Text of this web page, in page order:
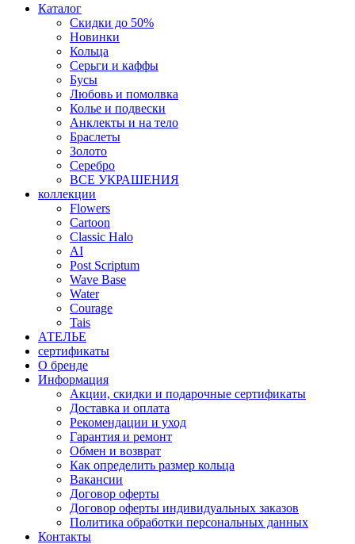
Каталог
Скидки до 50%
Новинки
Кольца
Серьги и каффы
Бусы
Любовь и помолвка
Колье и подвески
Анклекты и на тело
Браслеты
Золото
Серебро
ВСЕ УКРАШЕНИЯ
коллекции
Flowers
Cartoon
Classic Halo
AI
Post Scriptum
Wave Base
Water
Courage
Tais
АТЕЛЬЕ
сертификаты
О бренде
Информация
Акции, скидки и подарочные сертификаты
Доставка и оплата
Рекомендации и уход
Гарантия и ремонт
Обмен и возврат
Как определить размер кольца
Вакансии
Договор оферты
Договор оферты индивидуальных заказов
Политика обработки персональных данных
Контакты